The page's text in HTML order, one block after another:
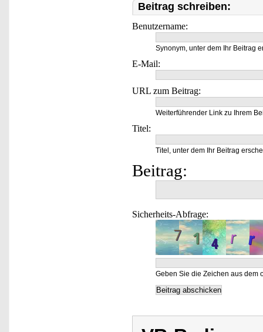
Beitrag schreiben:
Benutzername:
Synonym, unter dem Ihr Beitrag
E-Mail:
URL zum Beitrag:
Weiterführender Link zu Ihrem
Titel:
Titel, unter dem Ihr Beitrag
Beitrag:
Sicherheits-Abfrage:
Geben Sie die Zeichen aus dem